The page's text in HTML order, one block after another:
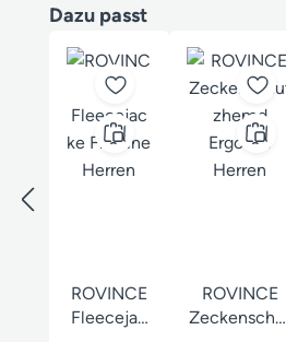
Produktgalerie überspringen
Dazu passt
ROVINCE
Fleecejac
ROVINCE
Zeckenschut